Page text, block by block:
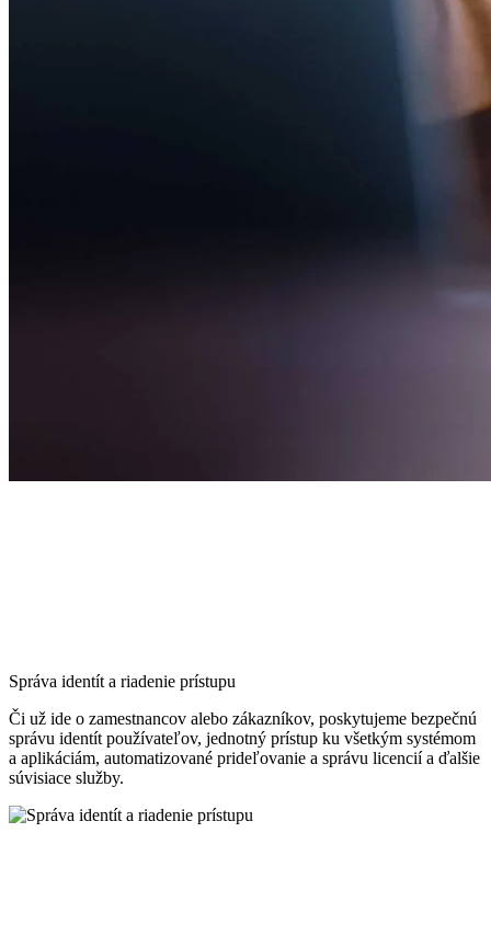
Správa identít a riadenie prístupu
Či už ide o zamestnancov alebo zákazníkov, poskytujeme bezpečnú
správu identít používateľov, jednotný prístup ku všetkým systémom
a aplikáciám, automatizované prideľovanie a správu licencií a ďalšie
súvisiace služby.